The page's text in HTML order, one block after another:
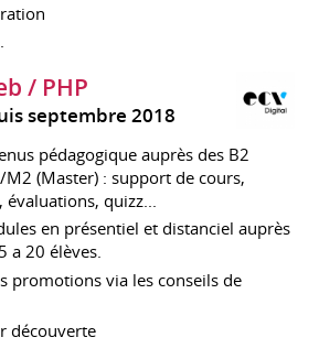
/ PHP
septembre 2018
pédagogique auprès des B2
M2 (Master) : support de cours,
quizz...
en présentiel et distanciel auprès
a 20 élèves.
promotions via les conseils de
découverte